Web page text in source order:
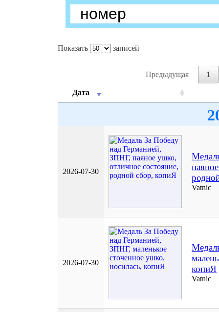
Показать записей
Предыдущая 1
Дата
2026-07-30
Vatnic
2026-07-30
копиЯ
Vatnic